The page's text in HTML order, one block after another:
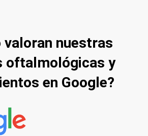
valoran nuestras
oftalmológicas y
en Google?